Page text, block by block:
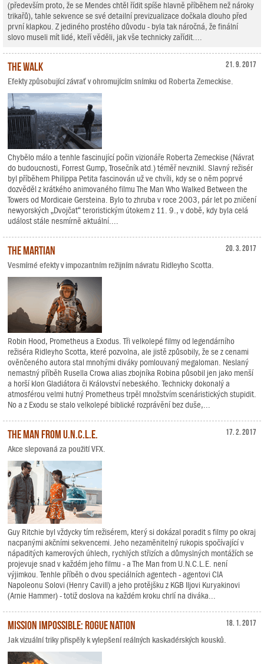
(především proto, že se Mendes chtěl řídit spíše hlavně příběhem než nároky
trikařů), tahle sekvence se své detailní previzualizace dočkala dlouho před
první klapkou. Z jediného prostého důvodu - byla tak náročná, že finální
slovo museli mít lidé, kteří věděli, jak vše technicky zařídit....
21. 9. 2017
The Walk
Efekty způsobující závrať v ohromujícím snímku od Roberta Zemeckise.
Chybělo málo a tenhle fascinující počin vizionáře Roberta Zemeckise (Návrat
do budoucnosti, Forrest Gump, Trosečník atd.) téměř nevznikl. Slavný režisér
byl příběhem Philippa Petita fascinován už ve chvíli, kdy se o něm poprvé
dozvěděl z krátkého animovaného filmu The Man Who Walked Between the
Towers od Mordicaie Gersteina. Bylo to zhruba v roce 2003, pár let po zničení
newyorských „Dvojčat“ teroristickým útokem z 11. 9., v době, kdy byla celá
událost stále nesmírně aktuální....
20. 3. 2017
The Martian
Vesmírné efekty v impozantním režijním návratu Ridleyho Scotta.
Robin Hood, Prometheus a Exodus. Tři velkolepé filmy od legendárního
režiséra Ridleyho Scotta, které pozvolna, ale jistě způsobily, že se z cenami
ověnčeného autora stal mnohými diváky pomlouvaný megaloman. Neslaný
nemastný příběh Rusella Crowa alias zbojníka Robina působil jen jako menší
a horší klon Gladiátora či Království nebeského. Technicky dokonalý a
atmosférou velmi hutný Prometheus trpěl množstvím scenáristických stupidit.
No a z Exodu se stalo velkolepé biblické rozprávění bez duše,...
17. 2. 2017
The Man from U.N.C.L.E.
Akce slepovaná za použití VFX.
Guy Ritchie byl vždycky tím režisérem, který si dokázal poradit s filmy po okraj
nacpanými akčními sekvencemi. Jeho nezaměnitelný rukopis spočívající v
nápaditých kamerových úhlech, rychlých střizích a důmyslných montážích se
projevuje snad v každém jeho filmu - a The Man from U.N.C.L.E. není
výjimkou. Tenhle příběh o dvou speciálních agentech - agentovi CIA
Napoleonu Solovi (Henry Cavill) a jeho protějšku z KGB Iljovi Kuryakinovi
(Arnie Hammer) - totiž doslova na každém kroku chrlí na diváka...
18. 1. 2017
Mission Impossible: Rogue Nation
Jak vizuální triky přispěly k vylepšení reálných kaskadérských kousků.